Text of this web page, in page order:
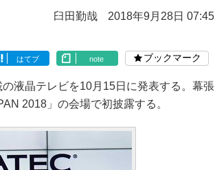
臼田勤哉 2018年9月28日 07:45
はてブ note ブックマーク
液晶テレビを10月15日に発表する。幕張
2018」の会場で初披露する。